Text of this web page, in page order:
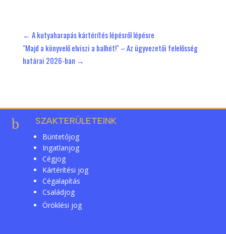
← A kutyaharapás kártérítés lépésről lépésre
"Majd a könyvelő elviszi a balhét!" – Az ügyvezetői felelősség
határai 2026-ban →
b SZAKTERÜLETEINK
Büntetőjog
Ingatlanjog
Cégjog
Kártérítési jog
Cégalapítás
Családjog
Öröklési jog